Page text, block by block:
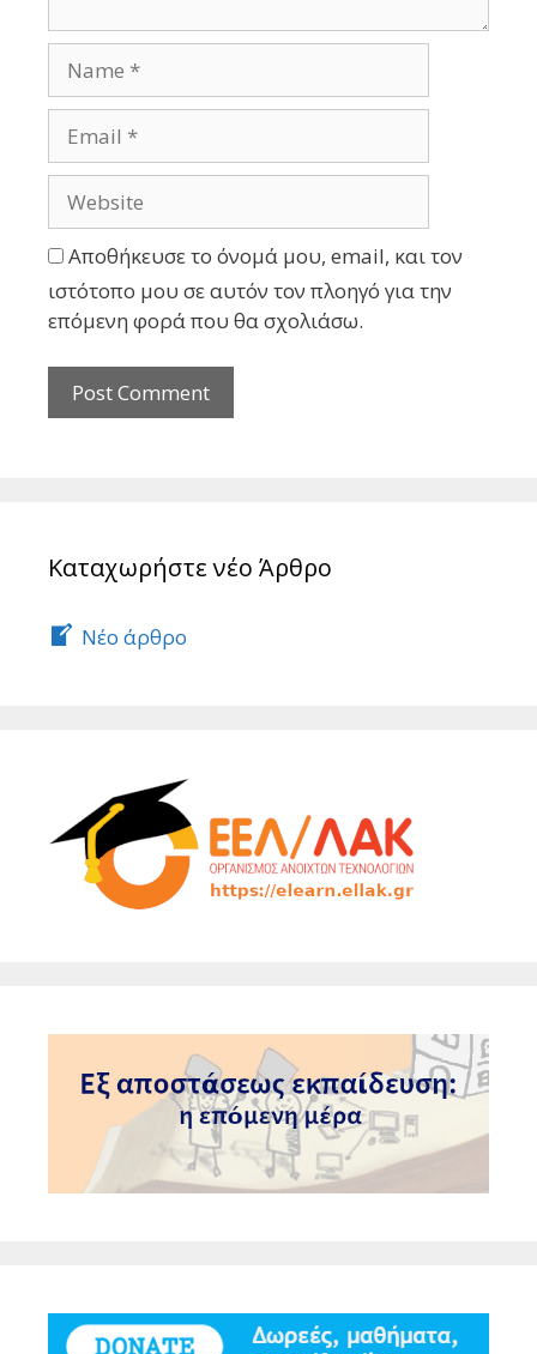
Αποθήκευσε το όνομά μου, email, και τον
ιστότοπο μου σε αυτόν τον πλοηγό για την
επόμενη φορά που θα σχολιάσω.
Καταχωρήστε νέο Άρθρο
Νέο άρθρο